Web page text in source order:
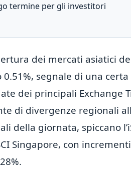
termine per gli investitori
dei mercati asiatici
0.51%, segnale di una
dei principali Exchange
di divergenze regionali
della giornata, spiccano
Singapore, con